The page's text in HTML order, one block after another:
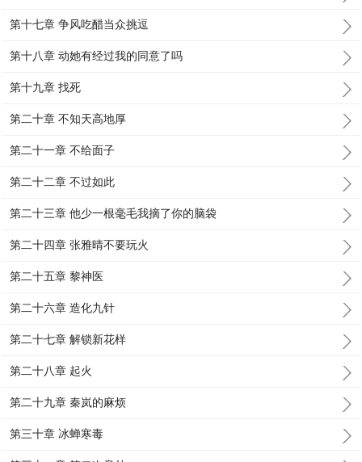
第十七章 争风吃醋当众挑逗
第十八章 动她有经过我的同意了吗
第十九章 找死
第二十章 不知天高地厚
第二十一章 不给面子
第二十二章 不过如此
第二十三章 他少一根毫毛我摘了你的脑袋
第二十四章 张雅晴不要玩火
第二十五章 黎神医
第二十六章 造化九针
第二十七章 解锁新花样
第二十八章 起火
第二十九章 秦岚的麻烦
第三十章 冰蝉寒毒